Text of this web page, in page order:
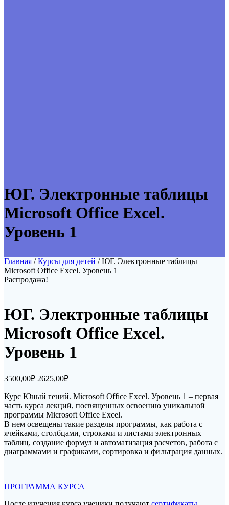
ЮГ. Электронные таблицы
Microsoft Office Excel.
Уровень 1
Главная /Курсы для детей / ЮГ. Электронные таблицы
Microsoft Office Excel. Уровень 1
Распродажа!
ЮГ. Электронные таблицы
Microsoft Office Excel.
Уровень 1
3500,00₽ Первоначальная
составляла
3500,00₽.
2625,00₽Текущая
2625,00₽.
Курс Юный гений. Microsoft Office Excel. Уровень 1 – первая
часть курса лекций, посвященных освоению уникальной
программы Microsoft Office Excel.
В нем освещены такие разделы программы, как работа с
ячейками, столбцами, строками и листами электронных
таблиц, создание формул и автоматизация расчетов, работа с
диаграммами и графиками, сортировка и фильтрация данных.
ПРОГРАММА КУРСА